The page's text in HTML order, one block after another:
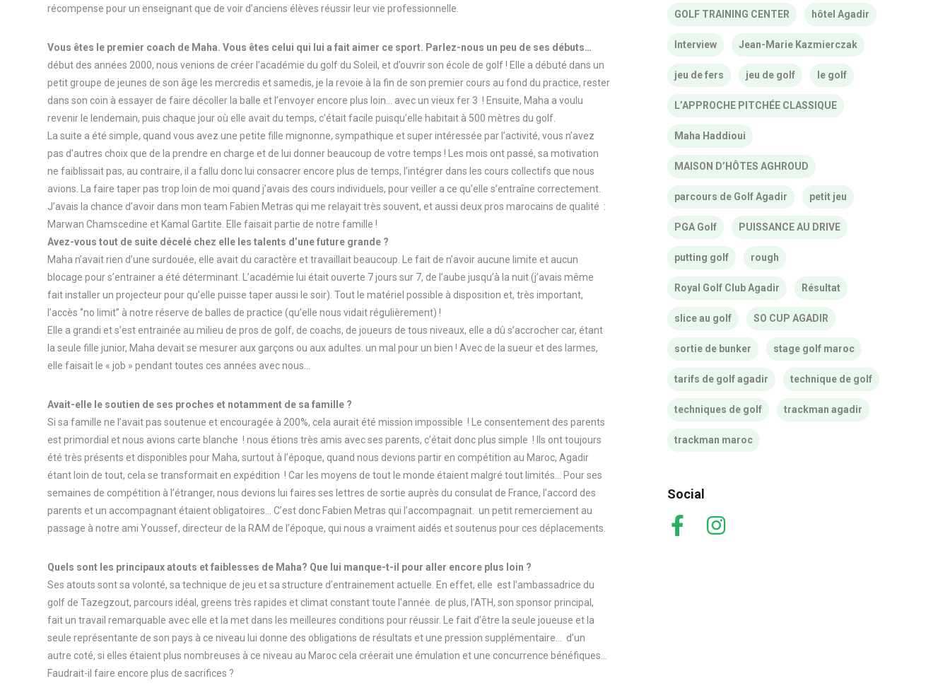
récompense pour un enseignant que de voir d’anciens élèves réussir leur vie professionnelle.
Vous êtes le premier coach de Maha. Vous êtes celui qui lui a fait aimer ce sport. Parlez-nous un peu de ses débuts…
début des années 2000, nous venions de créer l’académie du golf du Soleil, et d’ouvrir son école de golf ! Elle a débuté dans un
petit groupe de jeunes de son âge les mercredis et samedis, je la revoie à la fin de son premier cours au fond du practice, rester
dans son coin à essayer de faire décoller la balle et l’envoyer encore plus loin… avec un vieux fer 3 ! Ensuite, Maha a voulu
revenir le lendemain, puis chaque jour où elle avait du temps, c’était facile puisqu’elle habitait à 500 mètres du golf.
La suite a été simple, quand vous avez une petite fille mignonne, sympathique et super intéressée par l’activité, vous n’avez
pas d’autres choix que de la prendre en charge et de lui donner beaucoup de votre temps ! Les mois ont passé, sa motivation
ne faiblissait pas, au contraire, il a fallu donc lui consacrer encore plus de temps, l’intégrer dans les cours collectifs que nous
avions. La faire taper pas trop loin de moi quand j’avais des cours individuels, pour veiller a ce qu’elle s’entraîne correctement.
J’avais la chance d’avoir dans mon team Fabien Metras qui me relayait très souvent, et aussi deux pros marocains de qualité :
Marwan Chamscedine et Kamal Gartite. Elle faisait partie de notre famille !
Avez-vous tout de suite décelé chez elle les talents d’une future grande ?
Maha n’avait rien d’une surdouée, elle avait du caractère et travaillait beaucoup. Le fait de n’avoir aucune limite et aucun
blocage pour s’entrainer a été déterminant. L’académie lui était ouverte 7 jours sur 7, de l’aube jusqu’à la nuit (j’avais même
fait installer un projecteur pour qu’elle puisse taper aussi le soir). Tout le matériel possible à disposition et, très important,
l’accès ‘’no limit’’ à notre réserve de balles de practice (qu’elle nous vidait régulièrement) !
Elle a grandi et s’est entrainée au milieu de pros de golf, de coachs, de joueurs de tous niveaux, elle a dû s’accrocher car, étant
la seule fille junior, Maha devait se mesurer aux garçons ou aux adultes. un mal pour un bien ! Avec de la sueur et des larmes,
elle faisait le « job » pendant toutes ces années avec nous…
Avait-elle le soutien de ses proches et notamment de sa famille ?
Si sa famille ne l’avait pas soutenue et encouragée à 200%, cela aurait été mission impossible ! Le consentement des parents
est primordial et nous avions carte blanche ! nous étions très amis avec ses parents, c’était donc plus simple ! Ils ont toujours
été très présents et disponibles pour Maha, surtout à l’époque, quand nous devions partir en compétition au Maroc, Agadir
étant loin de tout, cela se transformait en expédition ! Car les moyens de tout le monde étaient malgré tout limités… Pour ses
semaines de compétition à l’étranger, nous devions lui faires ses lettres de sortie auprès du consulat de France, l’accord des
parents et un accompagnant étaient obligatoires… C’est donc Fabien Metras qui l’accompagnait. un petit remerciement au
passage à notre ami Youssef, directeur de la RAM de l’époque, qui nous a vraiment aidés et soutenus pour ces déplacements.
Quels sont les principaux atouts et faiblesses de Maha? Que lui manque-t-il pour aller encore plus loin ?
Ses atouts sont sa volonté, sa technique de jeu et sa structure d’entrainement actuelle. En effet, elle est l’ambassadrice du
golf de Tazegzout, parcours idéal, greens très rapides et climat constant toute l’année. de plus, l’ATH, son sponsor principal,
fait un travail remarquable avec elle et la met dans les meilleures conditions pour réussir. Le fait d’être la seule joueuse et la
seule représentante de son pays à ce niveau lui donne des obligations de résultats et une pression supplémentaire… d’un
autre coté, si elles étaient plus nombreuses à ce niveau au Maroc cela créerait une émulation et une concurrence bénéfiques…
Faudrait-il faire encore plus de sacrifices ?
GOLF TRAINING CENTER hôtel Agadir
Interview Jean-Marie Kazmierczak
jeu de fers jeu de golf le golf
L’APPROCHE PITCHÉE CLASSIQUE
Maha Haddioui
MAISON D’HÔTES AGHROUD
parcours de Golf Agadir petit jeu
PGA Golf PUISSANCE AU DRIVE
putting golf rough
Royal Golf Club Agadir Résultat
slice au golf SO CUP AGADIR
sortie de bunker stage golf maroc
tarifs de golf agadir technique de golf
techniques de golf trackman agadir
trackman maroc
Social